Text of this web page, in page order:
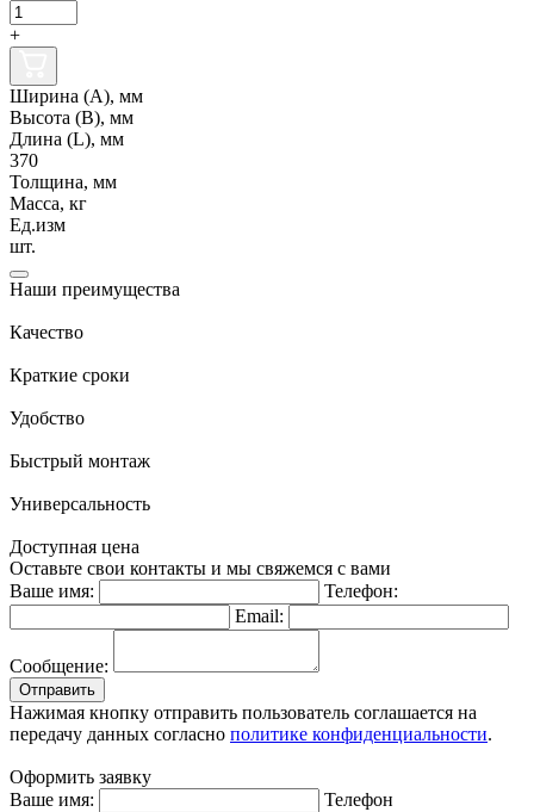
+
Ширина (А), мм
Высота (В), мм
Длина (L), мм
370
Толщина, мм
Масса, кг
Ед.изм
шт.
Наши преимущества
Качество
Краткие сроки
Удобство
Быстрый монтаж
Универсальность
Доступная цена
Оставьте свои контакты и мы свяжемся с вами
Ваше имя:
Телефон:
Email:
Сообщение:
Отправить
Нажимая кнопку отправить пользователь соглашается на
передачу данных согласно политике конфиденциальности.
Оформить заявку
Ваше имя:
Телефон